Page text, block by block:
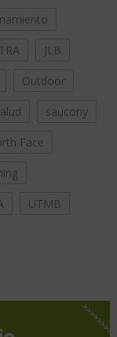
JLB
Outdoor
saucony
Face
UTMB